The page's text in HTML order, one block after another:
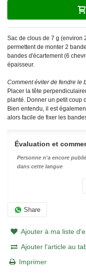
Sac de clous de 7 g (environ
permettent de monter 2
bandes d'écartement (6
épaisseur.
Comment éviter de fendre le
Placer la tête
planté. Donner un petit coup
Bien entendu, il est
alors facile de fixer les
Évaluation et
Personne n'a encore
dans cette langue
Share
Ajouter à ma liste
Ajouter l'article au
Imprimer